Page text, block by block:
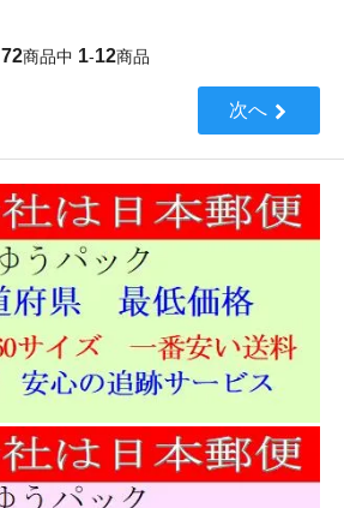
72商品中 1-12商品
次へ